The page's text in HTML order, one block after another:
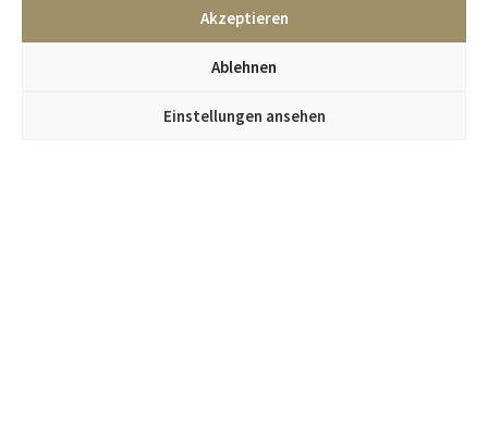
Akzeptieren
Ablehnen
Einstellungen ansehen